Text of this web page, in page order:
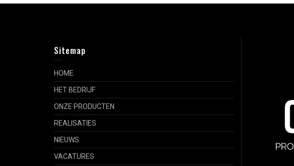
Sitemap
HOME
HET BEDRIJF
ONZE PRODUCTEN
REALISATIES
NIEUWS
VACATURES